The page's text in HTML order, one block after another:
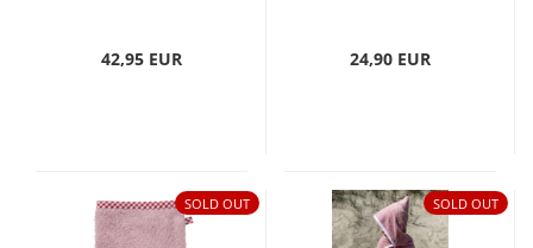
42,95 EUR 24,90 EUR
SOLD OUT SOLD OUT